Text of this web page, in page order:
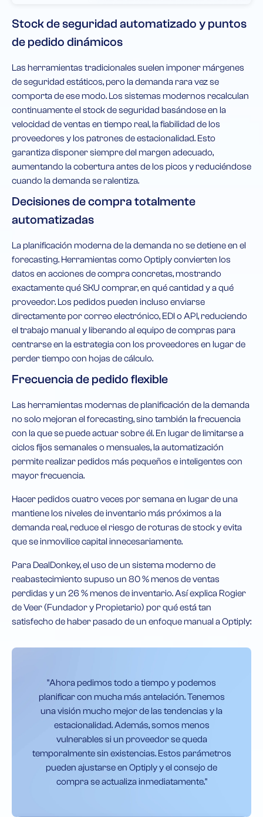
Stock de seguridad automatizado y puntos
de pedido dinámicos
Las herramientas tradicionales suelen imponer márgenes
de seguridad estáticos, pero la demanda rara vez se
comporta de ese modo. Los sistemas modernos recalculan
continuamente el stock de seguridad basándose en la
velocidad de ventas en tiempo real, la fiabilidad de los
proveedores y los patrones de estacionalidad. Esto
garantiza disponer siempre del margen adecuado,
aumentando la cobertura antes de los picos y reduciéndose
cuando la demanda se ralentiza.
Decisiones de compra totalmente
automatizadas
La planificación moderna de la demanda no se detiene en el
forecasting. Herramientas como Optiply convierten los
datos en acciones de compra concretas, mostrando
exactamente qué SKU comprar, en qué cantidad y a qué
proveedor. Los pedidos pueden incluso enviarse
directamente por correo electrónico, EDI o API, reduciendo
el trabajo manual y liberando al equipo de compras para
centrarse en la estrategia con los proveedores en lugar de
perder tiempo con hojas de cálculo.
Frecuencia de pedido flexible
Las herramientas modernas de planificación de la demanda
no solo mejoran el forecasting, sino también la frecuencia
con la que se puede actuar sobre él. En lugar de limitarse a
ciclos fijos semanales o mensuales, la automatización
permite realizar pedidos más pequeños e inteligentes con
mayor frecuencia.
Hacer pedidos cuatro veces por semana en lugar de una
mantiene los niveles de inventario más próximos a la
demanda real, reduce el riesgo de roturas de stock y evita
que se inmovilice capital innecesariamente.
Para DealDonkey, el uso de un sistema moderno de
reabastecimiento supuso un 80 % menos de ventas
perdidas y un 26 % menos de inventario. Así explica Rogier
de Veer (Fundador y Propietario) por qué está tan
satisfecho de haber pasado de un enfoque manual a Optiply:
"Ahora pedimos todo a tiempo y podemos
planificar con mucha más antelación. Tenemos
una visión mucho mejor de las tendencias y la
estacionalidad. Además, somos menos
vulnerables si un proveedor se queda
temporalmente sin existencias. Estos parámetros
pueden ajustarse en Optiply y el consejo de
compra se actualiza inmediatamente."